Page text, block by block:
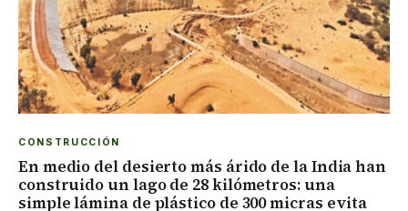
CONSTRUCCIÓN
En medio del desierto más árido de la India han
construido un lago de 28 kilómetros: una
simple lámina de plástico de 300 micras evita